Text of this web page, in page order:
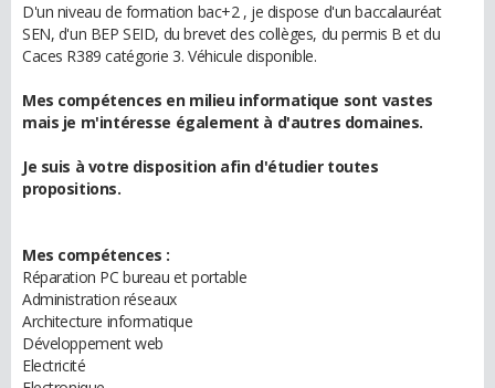
D'un niveau de formation bac+2 , je dispose d'un baccalauréat
SEN, d'un BEP SEID, du brevet des collèges, du permis B et du
Caces R389 catégorie 3. Véhicule disponible.
Mes compétences en milieu informatique sont vastes
mais je m'intéresse également à d'autres domaines.
Je suis à votre disposition afin d'étudier toutes
propositions.
Mes compétences :
Réparation PC bureau et portable
Administration réseaux
Architecture informatique
Développement web
Electricité